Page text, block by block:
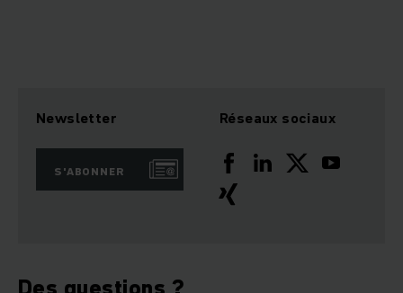
Newsletter
S'ABONNER
Réseaux sociaux